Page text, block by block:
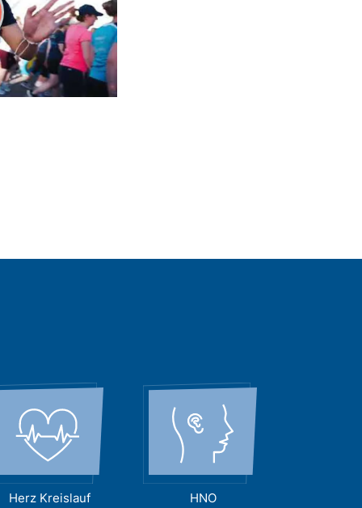
Herz Kreislauf HNO